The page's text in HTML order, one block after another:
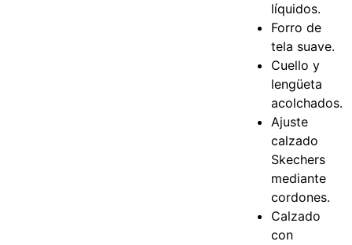
líquidos.
Forro de
tela suave.
Cuello y
lengüeta
acolchados.
Ajuste
calzado
Skechers
mediante
cordones.
Calzado
con